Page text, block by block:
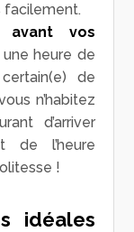
facilement.
vos
heure de
de
n’habitez
d’arriver
de l’heure
!
idéales